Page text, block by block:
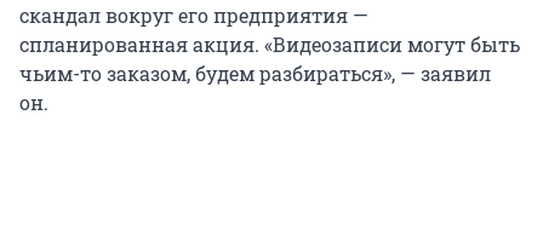
скандал вокруг его предприятия —
спланированная акция. «Видеозаписи могут быть
чьим-то заказом, будем разбираться», — заявил
он.